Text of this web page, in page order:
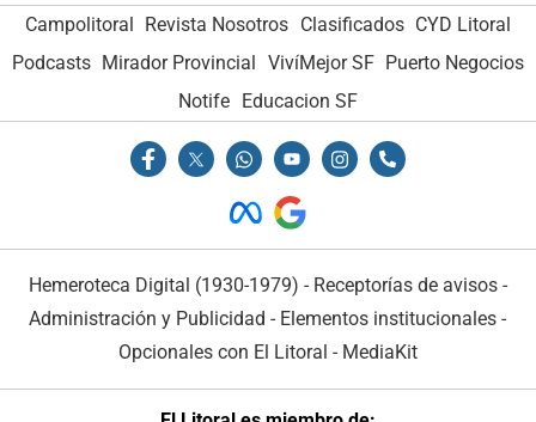
Campolitoral Revista Nosotros Clasificados CYD Litoral
Podcasts Mirador Provincial VivíMejor SF Puerto Negocios
Notife Educacion SF
Hemeroteca Digital (1930-1979) - Receptorías de avisos -
Administración y Publicidad - Elementos institucionales -
Opcionales con El Litoral - MediaKit